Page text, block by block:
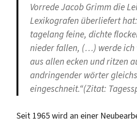
Vorrede Jacob Grimm die
Lexikografen überliefert
tagelang feine, dichte
nieder fallen, (…) werde ich
aus allen ecken und ritzen
andringender wörter
eingeschneit.“(Zitat:
Seit 1965 wird an einer